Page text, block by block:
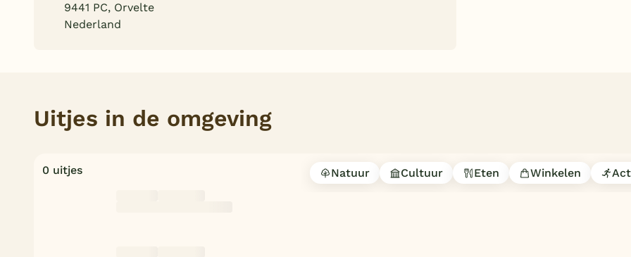
9441 PC, Orvelte
Nederland
Uitjes in de omgeving
0 uitjes Natuur Cultuur Eten Winkelen